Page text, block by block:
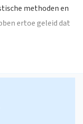
methoden en
ertoe geleid dat